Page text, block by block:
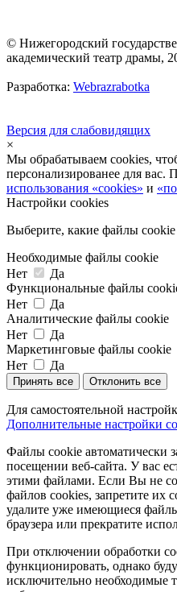
© Нижегородский
академический театр драмы,
Разработка: Webrazrabotka
Версия для слабовидящих
×
Мы обрабатываем cookies,
персонализированее для вас.
использования «cookies» и
Настройки cookies
Выберите, какие файлы cookie
Необходимые файлы cookie
Нет
Да
Функциональные файлы
Нет
Да
Аналитические файлы cookie
Нет
Да
Маркетинговые файлы cookie
Нет
Да
Принять все Отклонить все
Для самостоятельной
Дополнительные настройки
Файлы cookie автоматически
посещении веб-сайта. У вас
этими файлами. Если Вы не
файлов cookies, запретите их
удалите уже имеющиеся
браузера или прекратите
При отключении обработки
функционировать, однако
исключительно необходимые